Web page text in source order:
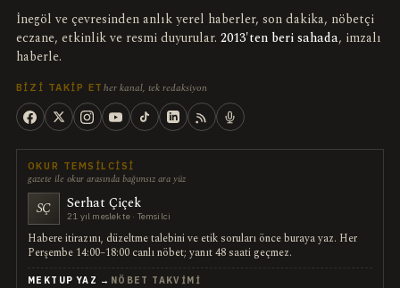
İnegöl ve çevresinden anlık yerel haberler, son dakika, nöbetçi
eczane, etkinlik ve resmi duyurular. 2013'ten beri sahada, imzalı
haberle.
BIZI TAKIP ET her kanal, tek redaksiyon
OKUR TEMSILCISI
gazete ile okur arasında bağımsız ara yüz
SÇ Serhat Çiçek
21 yıl meslekte · Temsilci
Habere itirazını, düzeltme talebini ve etik soruları önce buraya yaz. Her
Perşembe 14:00–18:00 canlı nöbet; yanıt 48 saati geçmez.
MEKTUP YAZ → NÖBET TAKVIMI